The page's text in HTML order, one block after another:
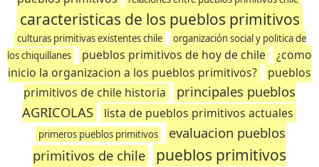
caracteristicas de los pueblos primitivos
culturas primitivas existentes chile
organización social y politica de
los chiquillanes
pueblos primitivos de hoy de chile
¿como
inicio la organizacion a los pueblos primitivos?
pueblos
primitivos de chile historia
principales pueblos
AGRICOLAS
lista de pueblos primitivos actuales
primeros pueblos primitivos
evaluacion pueblos
primitivos de chile
pueblos primitivos